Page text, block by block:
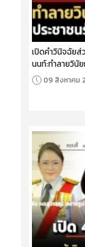
เปิดคำวินิจฉัยส่
นนท์:ทำลายวินั
09 สิงหาคม